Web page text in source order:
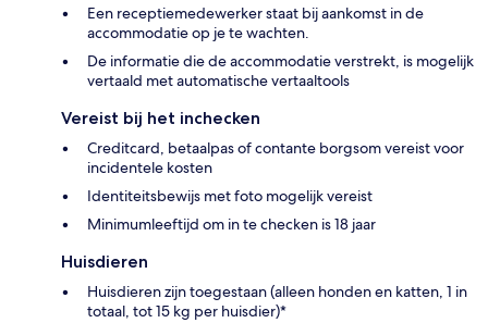
Een receptiemedewerker staat bij aankomst in de
accommodatie op je te wachten.
De informatie die de accommodatie verstrekt, is mogelijk
vertaald met automatische vertaaltools
Vereist bij het inchecken
Creditcard, betaalpas of contante borgsom vereist voor
incidentele kosten
Identiteitsbewijs met foto mogelijk vereist
Minimumleeftijd om in te checken is 18 jaar
Huisdieren
Huisdieren zijn toegestaan (alleen honden en katten, 1 in
totaal, tot 15 kg per huisdier)*